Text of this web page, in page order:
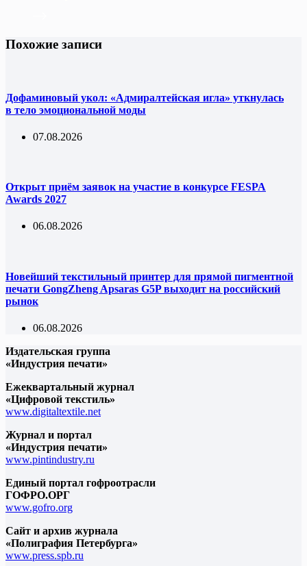
Похожие записи
Дофаминовый укол: «Адмиралтейская игла» уткнулась
в тело эмоциональной моды
07.08.2026
Открыт приём заявок на участие в конкурсе FESPA
Awards 2027
06.08.2026
Новейший текстильный принтер для прямой пигментной
печати GongZheng Apsaras G5P выходит на российский
рынок
06.08.2026
Издательская группа
«Индустрия печати»
Ежеквартальный журнал
«Цифровой текстиль»
www.digitaltextile.net
Журнал и портал
«Индустрия печати»
www.pintindustry.ru
Единый портал гофроотрасли
ГОФРО.ОРГ
www.gofro.org
Сайт и архив журнала
«Полиграфия Петербурга»
www.press.spb.ru